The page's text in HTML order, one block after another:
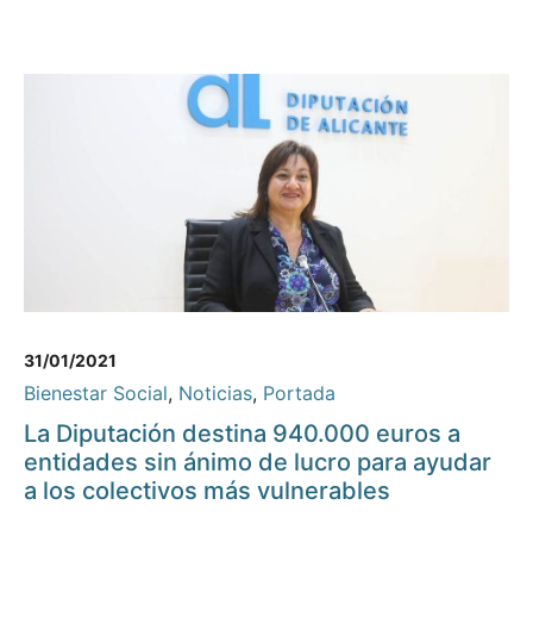
31/01/2021
Bienestar Social, Noticias, Portada
La Diputación destina 940.000 euros a
entidades sin ánimo de lucro para ayudar
a los colectivos más vulnerables